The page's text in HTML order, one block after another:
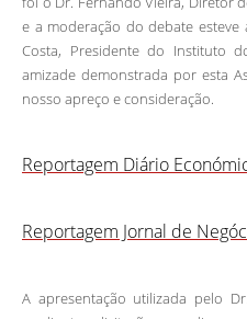
e a moderação do debate
Costa, Presidente do Instituto
amizade demonstrada por esta
nosso apreço e consideração.
Reportagem Diário
Reportagem Jornal de
A apresentação utilizada pelo